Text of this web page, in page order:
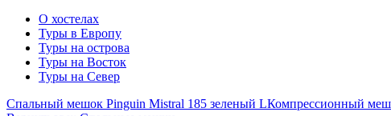
О хостелах
Туры в Европу
Туры на острова
Туры на Восток
Туры на Север
Спальный мешок Pinguin Mistral 185 зеленый LКомпрессионный